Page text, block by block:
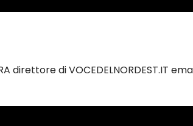
direttore di VOCEDELNORDEST.IT